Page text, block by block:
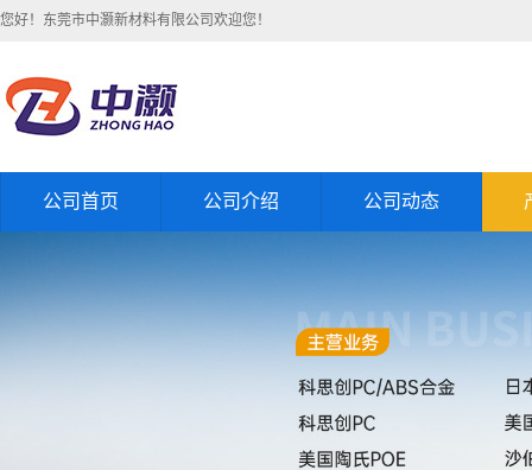
您好！东莞市中灏新材料有限公司欢迎您！
公司首页 公司介绍 公司动态